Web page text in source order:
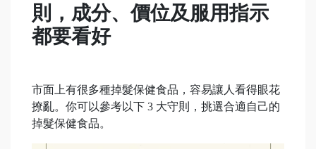
則，成分、價位及服用指示
都要看好
市面上有很多種掉髮保健食品，容易讓人看得眼花
撩亂。你可以參考以下 3 大守則，挑選合適自己的
掉髮保健食品。